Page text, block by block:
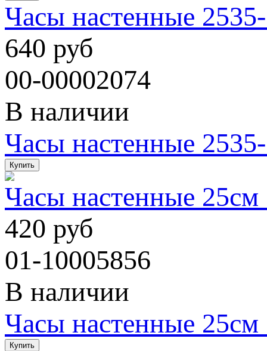
Часы настенные
640 руб
00-00002074
В наличии
Часы настенные
Часы настенные 25см
420 руб
01-10005856
В наличии
Часы настенные 25см